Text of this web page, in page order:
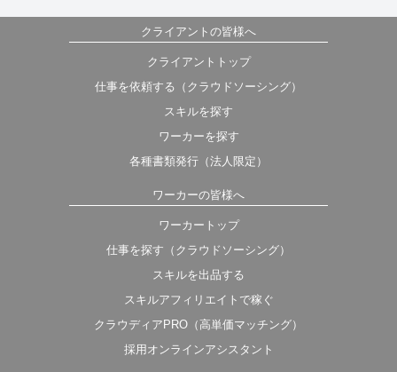
クライアントの皆様へ
クライアントトップ
仕事を依頼する（クラウドソーシング）
スキルを探す
ワーカーを探す
各種書類発行（法人限定）
ワーカーの皆様へ
ワーカートップ
仕事を探す（クラウドソーシング）
スキルを出品する
スキルアフィリエイトで稼ぐ
クラウディアPRO（高単価マッチング）
採用オンラインアシスタント